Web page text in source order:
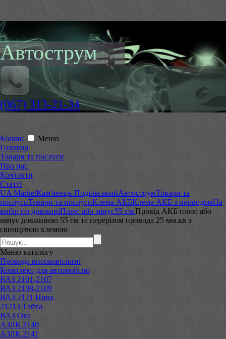
Автострум
(067) 313-21-34
Кошик
Меню
Головна
Товари та послуги
Про нас
Контакти
Статті
UA MarketКам'янець-ПодільськийАвтострумТовари та
послугиТовари та послугиКлема АКБКлема АКБ з проводомНа
вибір по довжиніПлюс або мінус55 см.Провід АКБ плюс або
мінус довжиною 55 см та перерізом провода 25 мм.кв з
свинцевою клемою
Меню каталогу
Провода високовольтні
Комплект для автомобілю
ВАЗ 2101-2107
ВАЗ 2108-2109
ВАЗ 2121 Нива
21213 Тайга
ВАЗ Ока
АЗЛК 2140
АЗЛК 2141